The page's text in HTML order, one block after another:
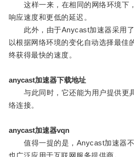
这样一来，在相同的网络环境下
响应速度和更低的延迟。
此外，由于Anycast加速器采用了
以根据网络环境的变化自动选择最佳
终获得最快的速度。
anycast加速器下载地址
与此同时，它还能为用户提供更
络连接。
anycast加速器vqn
值得一提的是，Anycast加速器不